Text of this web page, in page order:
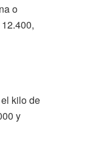
o
kilo de
y